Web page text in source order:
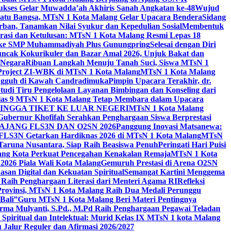
Gelar Muwadda’ah Akhiris Sanah Angkatan ke-48Wujud
Bangsa, MTsN 1 Kota Malang Gelar Upacara BenderaSidang
Tanamkan Nilai Syukur dan Kepedulian SosialMembentuk
dan Ketulusan: MTsN 1 Kota Malang Resmi Lepas 18
SMP Muhammadiyah Plus GunungpringSelesai dengan Diri
Kokurikuler dan Bazar Amal 2026, Unjuk Bakat dan
Ribuan Langkah Menuju Tanah Suci, Siswa MTsN 1
ZI-WBK di MTsN 1 Kota MalangMTsN 1 Kota Malang
di Kawah CandradimukaPimpin Upacara Terakhir, dr.
Tiru Pengelolaan Layanan Bimbingan dan Konseling dari
9 MTsN 1 Kota Malang Tetap Membara dalam Upacara
TIKET KE LUAR NEGERIMTsN 1 Kota Malang
Khofifah Serahkan Penghargaan Siswa Berprestasi
FLS3N DAN O2SN 2026Panggung Inovasi Matsanewa:
Getarkan Hardiknas 2026 di MTsN 1 Kota MalangMTsN
Nusantara, Siap Raih Beasiswa PenuhPeringati Hari Puisi
Kota Perkuat Pencegahan Kenakalan RemajaMTsN 1 Kota
Piala Wali Kota MalangGemuruh Prestasi di Arena O2SN
Digital dan Kekuatan SpiritualSemangat Kartini Menggema
Penghargaan Literasi dari Menteri Agama RIRefleksi
MTsN 1 Kota Malang Raih Dua Medali Perunggu
Guru MTsN 1 Kota Malang Beri Materi Pentingnya
Mulyanti, S.Pd., M.Pd Raih Penghargaan Pegawai Teladan
Spiritual dan Intelektual: Murid Kelas IX MTsN 1 kota Malang
Reguler dan Afirmasi 2026/2027